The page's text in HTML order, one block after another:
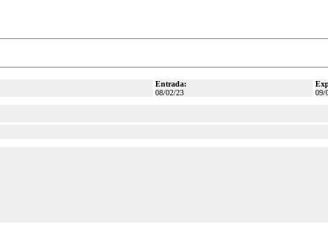
Entrada:
08/02/23
09/